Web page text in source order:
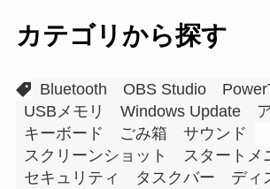
カテゴリから探す
Bluetooth OBS Studio
USBメモリ
Windows Update
キーボード
ごみ箱
サウンド
スクリーンショット
スタートメ
セキュリティ
タスクバー
ディ